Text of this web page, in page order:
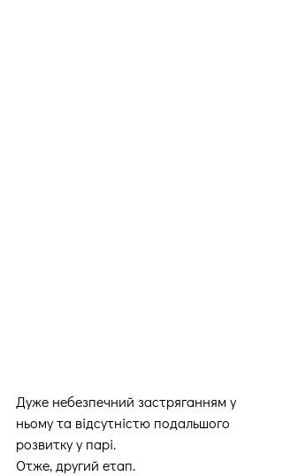
Дуже небезпечний застряганням у
ньому та відсутністю подальшого
розвитку у парі.
Отже, другий етап.